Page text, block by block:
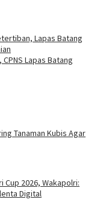
Lapas Batang
Lapas Batang
Tanaman Kubis Agar
Cup 2026, Wakapolri:
Digital